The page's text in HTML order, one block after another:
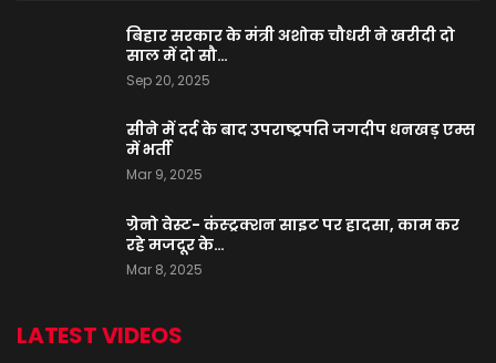
बिहार सरकार के मंत्री अशोक चौधरी ने खरीदी दो
साल में दो सौ…
Sep 20, 2025
सीने में दर्द के बाद उपराष्ट्रपति जगदीप धनखड़ एम्स
में भर्ती
Mar 9, 2025
ग्रेनो वेस्ट- कंस्ट्रक्शन साइट पर हादसा, काम कर
रहे मजदूर के…
Mar 8, 2025
LATEST VIDEOS